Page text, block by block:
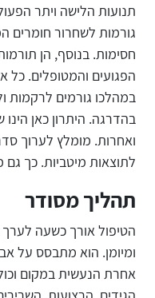
תנועות הלישה ויתר
גורמות לשחרור חומרים
חסימות. בנוסף, הן
הפגועים והמטופלים. כל
במהלכו גורמים לרקמות
בהדרגה. היתרון כאן הינו
ואחרות. מומלץ לערוך
לתוצאות מיטביות. כך
תהליך מסודר
הטיפול אורך כשעה
ומיומן. הוא מתבסס על
אחרת הנעשית במקום